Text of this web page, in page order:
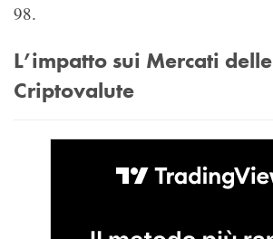
98.
L’impatto sui Mercati delle
Criptovalute